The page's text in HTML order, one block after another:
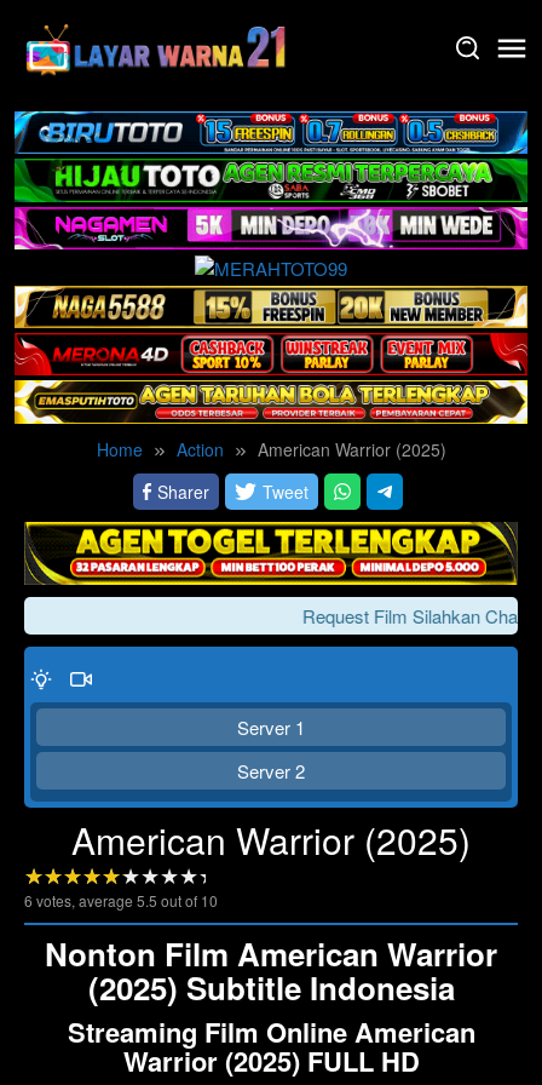
content
Home Action
American Warrior (2025)
Sharer
Tweet
Request Film Silahkan Chat
Server 1
Server 2
American Warrior (2025)
6 votes, average 5.5 out of 10
Nonton Film American Warrior
(2025) Subtitle Indonesia
Streaming Film Online American
Warrior (2025) FULL HD